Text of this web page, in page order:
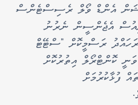
އެންޑް ވޯލް ރެސިސްޓެންސް
އެޖެންސީން ނެރުނު
ރަސްމީކޮށް "ސްޓޭޓް
ކޮންޓްރޯލް އިތުރުކޮށް
ފުޅާކުރުމަށް